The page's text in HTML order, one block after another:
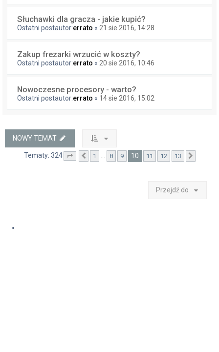
Słuchawki dla gracza - jakie kupić?
Ostatni postautor:errato « 21 sie 2016, 14:28
Zakup frezarki wrzucić w koszty?
Ostatni postautor:errato « 20 sie 2016, 10:46
Nowoczesne procesory - warto?
Ostatni postautor:errato « 14 sie 2016, 15:02
NOWY TEMAT
Tematy: 324 Strona 10 z 13
Poprzednia
1 8 9 10 11 12 13
Przejdź do